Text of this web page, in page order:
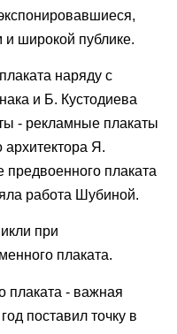
широкой публике.
наряду с
и Б. Кустодиева
- рекламные плакаты
архитектора Я.
плаката
работа Шубиной.
при
плаката.
плаката - важная
поставил точку в